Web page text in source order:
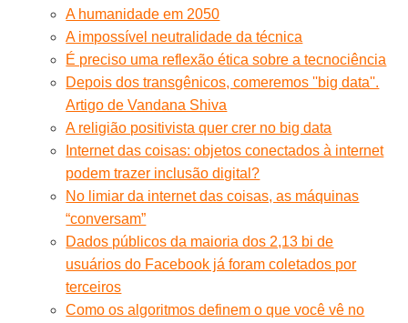
A humanidade em 2050
A impossível neutralidade da técnica
É preciso uma reflexão ética sobre a tecnociência
Depois dos transgênicos, comeremos ''big data''.
Artigo de Vandana Shiva
A religião positivista quer crer no big data
Internet das coisas: objetos conectados à internet
podem trazer inclusão digital?
No limiar da internet das coisas, as máquinas
“conversam”
Dados públicos da maioria dos 2,13 bi de
usuários do Facebook já foram coletados por
terceiros
Como os algoritmos definem o que você vê no